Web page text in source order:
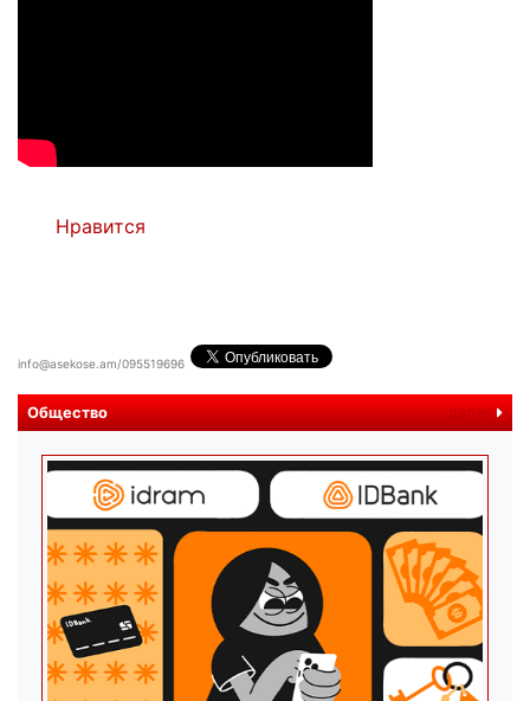
Нравится
info@asekose.am/095519696
Общество далее